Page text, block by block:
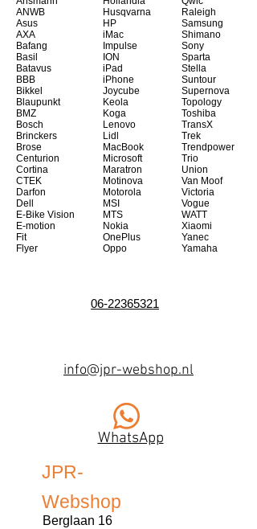
ANWB
Asus
AXA
Bafang
Basil
Batavus
BBB
Bikkel
Blaupunkt
BMZ
Bosch
Brinckers
Brose
Centurion
Cortina
CTEK
Darfon
Dell
E-Bike Vision
E-motion
Fit
Flyer
Husqvarna
HP
iMac
Impulse
ION
iPad
iPhone
Joycube
Keola
Koga
Lenovo
Lidl
MacBook
Microsoft
Maratron
Motinova
Motorola
MSI
MTS
Nokia
OnePlus
Oppo
Raleigh
Samsung
Shimano
Sony
Sparta
Stella
Suntour
Supernova
Topology
Toshiba
TransX
Trek
Trendpower
Trio
Union
Van Moof
Victoria
Vogue
WATT
Xiaomi
Yanec
Yamaha
06-22365321
info@jpr-webshop.nl
WhatsApp
JPR-
Webshop
Berglaan 16